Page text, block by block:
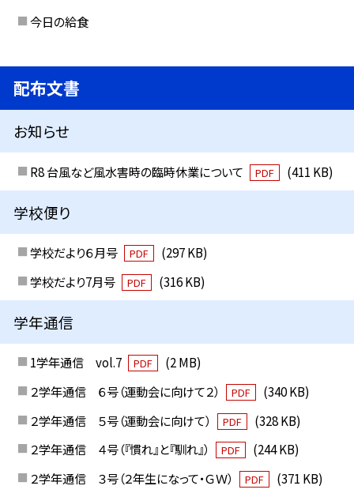
今日の給食
配布文書
お知らせ
R8 台風など風水害時の臨時休業について PDF (411 KB)
学校便り
学校だより６月号 PDF
(297 KB)
学校だより7月号
PDF (316 KB)
学年通信
1学年通信 vol.7 PDF
(2 MB)
２学年通信 ６号（運動会に向けて２）
PDF
(340 KB)
２学年通信 ５号（運動会に向けて）
PDF
(328 KB)
２学年通信 ４号（『慣れ』と『馴れ』）
PDF
(244 KB)
２学年通信 ３号（２年生になって・ＧＷ）
PDF
(371 KB)